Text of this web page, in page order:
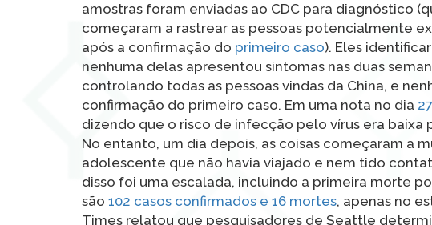
amostras foram enviadas ao CDC para diagnóstico
começaram a rastrear as pessoas potencialmente
após a confirmação do primeiro caso). Eles
nenhuma delas apresentou sintomas nas duas
controlando todas as pessoas vindas da China, e
confirmação do primeiro caso. Em uma nota no dia
dizendo que o risco de infecção pelo vírus era baixa
No entanto, um dia depois, as coisas começaram a
adolescente que não havia viajado e nem tido
disso foi uma escalada, incluindo a primeira morte
são 102 casos confirmados e 16 mortes, apenas no
Times relatou que pesquisadores de Seattle